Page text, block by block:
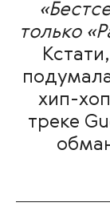
только
хип-
треке